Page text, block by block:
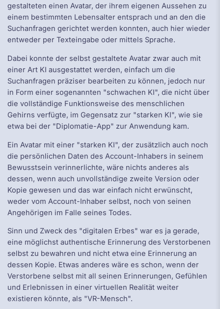
gestalteten einen Avatar, der ihrem eigenen Aussehen zu
einem bestimmten Lebensalter entsprach und an den die
Suchanfragen gerichtet werden konnten, auch hier wieder
entweder per Texteingabe oder mittels Sprache.
Dabei konnte der selbst gestaltete Avatar zwar auch mit
einer Art KI ausgestattet werden, einfach um die
Suchanfragen präziser bearbeiten zu können, jedoch nur
in Form einer sogenannten "schwachen KI", die nicht über
die vollständige Funktionsweise des menschlichen
Gehirns verfügte, im Gegensatz zur "starken KI", wie sie
etwa bei der "Diplomatie-App" zur Anwendung kam.
Ein Avatar mit einer "starken KI", der zusätzlich auch noch
die persönlichen Daten des Account-Inhabers in seinem
Bewusstsein verinnerlichte, wäre nichts anderes als
dessen, wenn auch unvollständige zweite Version oder
Kopie gewesen und das war einfach nicht erwünscht,
weder vom Account-Inhaber selbst, noch von seinen
Angehörigen im Falle seines Todes.
Sinn und Zweck des "digitalen Erbes" war es ja gerade,
eine möglichst authentische Erinnerung des Verstorbenen
selbst zu bewahren und nicht etwa eine Erinnerung an
dessen Kopie. Etwas anderes wäre es schon, wenn der
Verstorbene selbst mit all seinen Erinnerungen, Gefühlen
und Erlebnissen in einer virtuellen Realität weiter
existieren könnte, als "VR-Mensch".